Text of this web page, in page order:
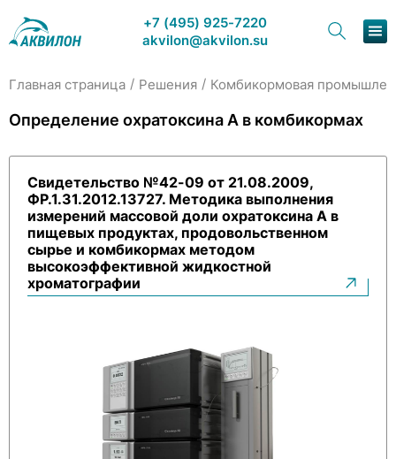
+7 (495) 925-7220
akvilon@akvilon.su
Каталог
Главная страница / Решения / Комбикормовая
Определение охратоксина А в комбикормах
Свидетельство №42-09 от 21.08.2009,
ФР.1.31.2012.13727. Методика выполнения
измерений массовой доли охратоксина А в
пищевых продуктах, продовольственном
сырье и комбикормах методом
высокоэффективной жидкостной
хроматографии